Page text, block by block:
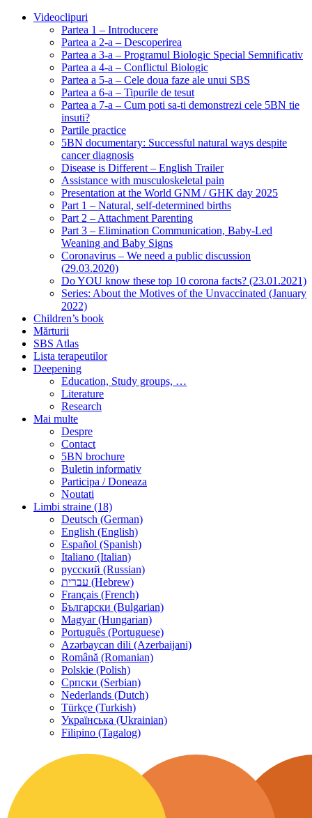
Videoclipuri
Partea 1 – Introducere
Partea a 2-a – Descoperirea
Partea a 3-a – Programul Biologic Special Semnificativ
Partea a 4-a – Conflictul Biologic
Partea a 5-a – Cele doua faze ale unui SBS
Partea a 6-a – Tipurile de tesut
Partea a 7-a – Cum poti sa-ti demonstrezi cele 5BN tie
insuti?
Partile practice
5BN documentary: Successful natural ways despite
cancer diagnosis
Disease is Different – English Trailer
Assistance with musculoskeletal pain
Presentation at the World GNM / GHK day 2025
Part 1 – Natural, self-determined births
Part 2 – Attachment Parenting
Part 3 – Elimination Communication, Baby-Led
Weaning and Baby Signs
Coronavirus – We need a public discussion
(29.03.2020)
Do YOU know these top 10 corona facts? (23.01.2021)
Series: About the Motives of the Unvaccinated (January
2022)
Children’s book
Mărturii
SBS Atlas
Lista terapeutilor
Deepening
Education, Study groups, …
Literature
Research
Mai multe
Despre
Contact
5BN brochure
Buletin informativ
Participa / Doneaza
Noutati
Limbi straine (18)
Deutsch (German)
English (English)
Español (Spanish)
Italiano (Italian)
русский (Russian)
עברית (Hebrew)
Français (French)
Български (Bulgarian)
Magyar (Hungarian)
Português (Portuguese)
Azərbaycan dili (Azerbaijani)
Română (Romanian)
Polskie (Polish)
Српски (Serbian)
Nederlands (Dutch)
Türkçe (Turkish)
Українська (Ukrainian)
Filipino (Tagalog)